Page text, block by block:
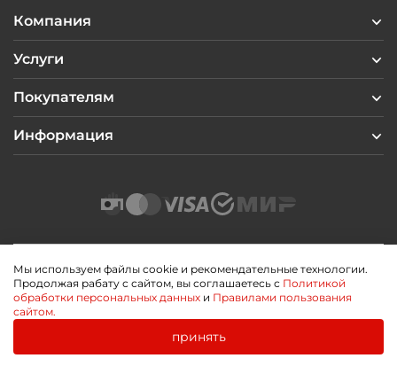
Компания
Услуги
Покупателям
Информация
2026 © Профиль Центр
Политика конфиденциальности
Разработано
0
Мы используем файлы cookie и рекомендательные технологии.
Продолжая рабату с сайтом, вы соглашаетесь с Политикой
обработки персональных данных и Правилами пользования
сайтом.
принять